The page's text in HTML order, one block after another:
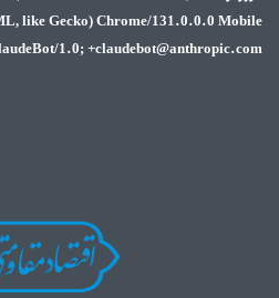
AppleWebKit/537.36
Safari/537.36;